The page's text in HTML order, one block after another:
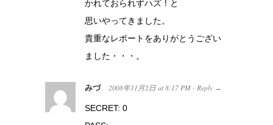
かれておられずハズ！と
思いやってきました。
貴重なレポートをありがとうござい
ました・・・。
みづ 2008年11月2日 at 8:17 PM · Reply →
SECRET: 0